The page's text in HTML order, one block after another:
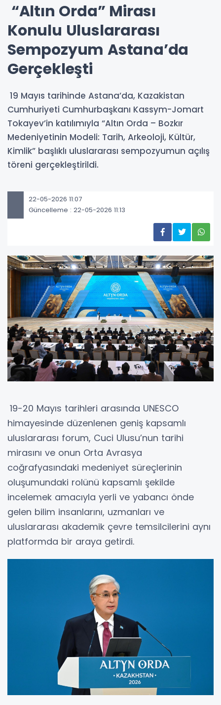
“Altın Orda” Mirası
Konulu Uluslararası
Sempozyum Astana’da
Gerçekleşti
19 Mayıs tarihinde Astana’da, Kazakistan
Cumhuriyeti Cumhurbaşkanı Kassym-Jomart
Tokayev’in katılımıyla “Altın Orda – Bozkır
Medeniyetinin Modeli: Tarih, Arkeoloji, Kültür,
Kimlik” başlıklı uluslararası sempozyumun açılış
töreni gerçekleştirildi.
22-05-2026 11:07
Güncelleme : 22-05-2026 11:13
19-20 Mayıs tarihleri arasında UNESCO
himayesinde düzenlenen geniş kapsamlı
uluslararası forum, Cuci Ulusu’nun tarihi
mirasını ve onun Orta Avrasya
coğrafyasındaki medeniyet süreçlerinin
oluşumundaki rolünü kapsamlı şekilde
incelemek amacıyla yerli ve yabancı önde
gelen bilim insanlarını, uzmanları ve
uluslararası akademik çevre temsilcilerini aynı
platformda bir araya getirdi.